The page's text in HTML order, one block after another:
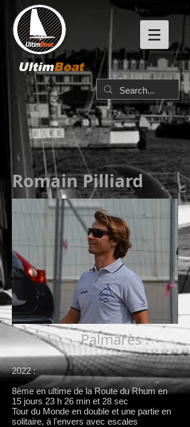
UltimBoat
Romain Pilliard
42 ans Palmarès :
2022 :
8ème en ultime de la Route du Rhum en
15 jours 23 h 26 min et 28 sec
Tour du Monde en double et une partie en
solitaire, à l'envers avec escales